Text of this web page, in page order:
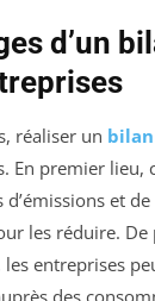
d’un
réaliser un
En premier lieu,
d’émissions et
les réduire.
entreprises